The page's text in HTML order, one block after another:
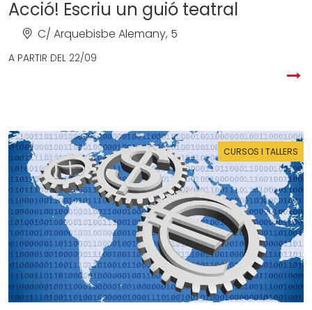
Acció! Escriu un guió teatral
C/ Arquebisbe Alemany, 5
A PARTIR DEL 22/09
CURSOS I TALLERS